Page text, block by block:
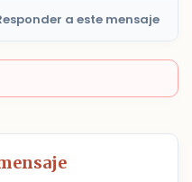
a este mensaje